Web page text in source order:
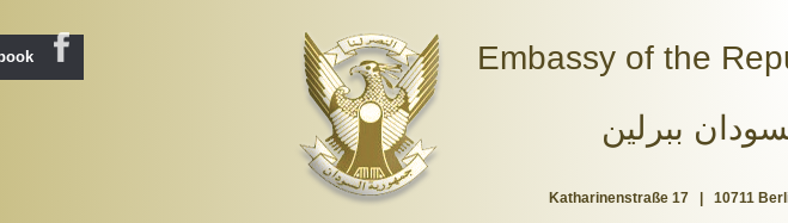
Katharinenstraße 17 | 10711
Embassy of the
ببرلين